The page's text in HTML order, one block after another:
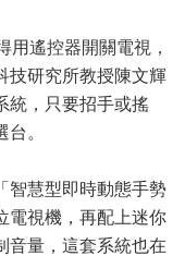
用遙控器開關電視，
技研究所教授陳文輝
統，只要招手或搖
。
智慧型即時動態手勢
電視機，再配上迷你
音量，這套系統也在